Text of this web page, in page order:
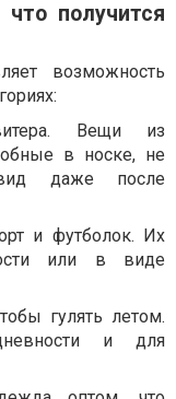
получится
возможность
Вещи из
в носке, не
даже после
и футболок. Их
или в виде
гулять летом.
и для